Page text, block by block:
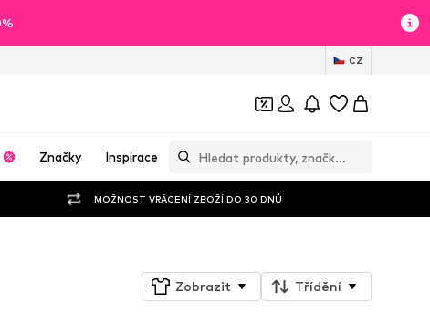
CZ
Značky Inspirace
MOŽNOST VRÁCENÍ ZBOŽÍ DO 30 DNŮ
Zobrazit Třídění